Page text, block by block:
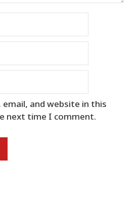
email, and website in this
next time I comment.